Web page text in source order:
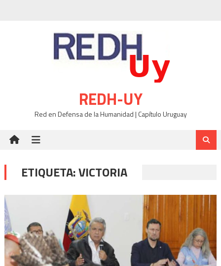
REDH-UY
Red en Defensa de la Humanidad | Capítulo Uruguay
ETIQUETA:VICTORIA